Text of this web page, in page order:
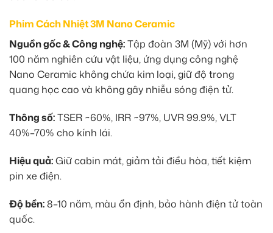
Phim Cách Nhiệt 3M Nano Ceramic
Nguồn gốc & Công nghệ:Tập đoàn 3M (Mỹ) với hơn
100 năm nghiên cứu vật liệu, ứng dụng công nghệ
Nano Ceramic không chứa kim loại, giữ độ trong
quang học cao và không gây nhiễu sóng điện tử.
Thông số:TSER ~60%, IRR ~97%, UVR 99.9%, VLT
40%–70% cho kính lái.
Hiệu quả:Giữ cabin mát, giảm tải điều hòa, tiết kiệm
pin xe điện.
Độ bền:8–10 năm, màu ổn định, bảo hành điện tử toàn
quốc.